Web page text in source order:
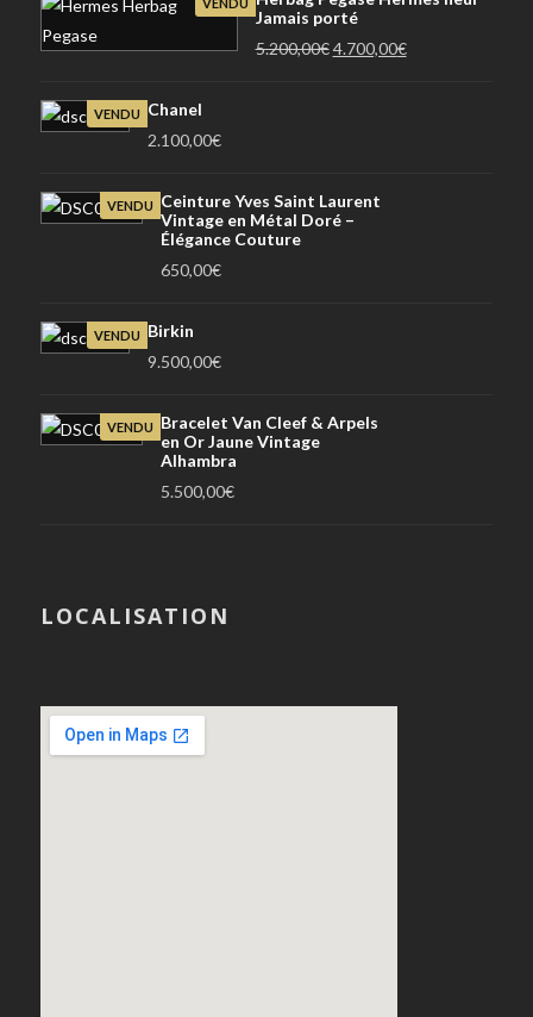
Jamais porté
5.200,00€ Le
4.700,00€Le
VENDU
Chanel
2.100,00€
VENDU
Ceinture Yves Saint Laurent
Vintage en Métal Doré –
Élégance Couture
650,00€
VENDU
Birkin
9.500,00€
VENDU
Bracelet Van Cleef & Arpels
en Or Jaune Vintage
Alhambra
5.500,00€
LOCALISATION